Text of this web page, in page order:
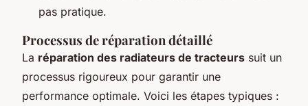
pas pratique.
Processus de réparation détaillé
La réparation des radiateurs de tracteurs suit un
processus rigoureux pour garantir une
performance optimale. Voici les étapes typiques :